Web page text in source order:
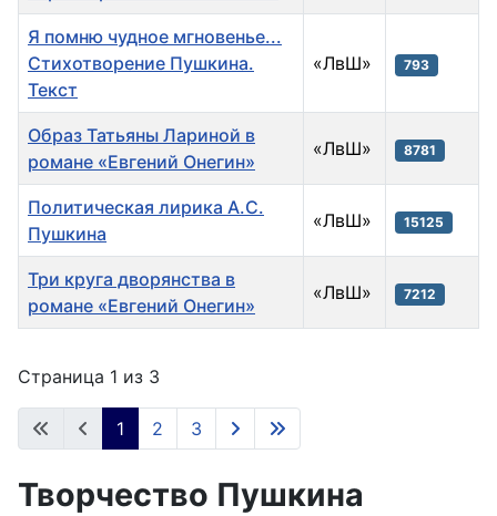
Я помню чудное мгновенье...
Стихотворение Пушкина.
Текст
«ЛвШ» 793
Образ Татьяны Лариной в
романе «Евгений Онегин»
«ЛвШ» 8781
Политическая лирика А.С.
Пушкина
«ЛвШ» 15125
Три круга дворянства в
романе «Евгений Онегин»
«ЛвШ» 7212
Страница 1 из 3
1 2 3
Творчество Пушкина